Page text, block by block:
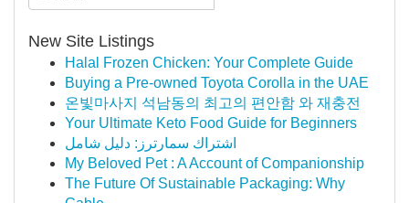
New Site Listings
Halal Frozen Chicken: Your Complete Guide
Buying a Pre-owned Toyota Corolla in the UAE
온빛마사지 석남동의 최고의 편안함 와 재충전
Your Ultimate Keto Food Guide for Beginners
اشتراك سمارترز: دليل شامل
My Beloved Pet : A Account of Companionship
The Future Of Sustainable Packaging: Why